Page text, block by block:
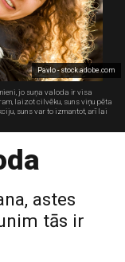
Pavlo - stock.adobe.com
jo suņa valoda ir visa
laizot cilvēku, suns viņu pēta
suns var to izmantot, arī lai
astes
tās ir